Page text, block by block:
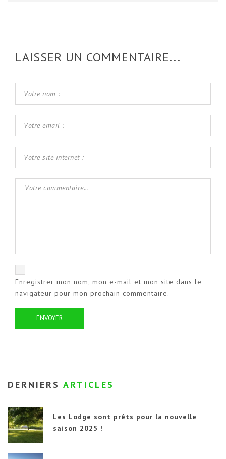
LAISSER UN COMMENTAIRE...
Enregistrer mon nom, mon e-mail et mon site dans le
navigateur pour mon prochain commentaire.
DERNIERS ARTICLES
Les Lodge sont prêts pour la nouvelle
saison 2025 !